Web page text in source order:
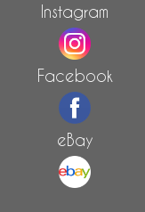
Instagram
Facebook
eBay